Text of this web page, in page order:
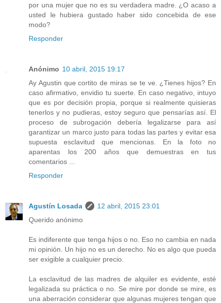
por una mujer que no es su verdadera madre. ¿O acaso a
usted le hubiera gustado haber sido concebida de ese
modo?
Responder
Anónimo 10 abril, 2015 19:17
Ay Agustin que cortito de miras se te ve. ¿Tienes hijos? En
caso afirmativo, envidio tu suerte. En caso negativo, intuyo
que es por decisión propia, porque si realmente quisieras
tenerlos y no pudieras, estoy seguro que pensarías así. El
proceso de subrogación debería legalizarse para así
garantizar un marco justo para todas las partes y evitar esa
supuesta esclavitud que mencionas. En la foto no
aparentas los 200 años que demuestras en tus
comentarios ...
Responder
Agustín Losada
12 abril, 2015 23:01
Querido anónimo
Es indiferente que tenga hijos o no. Eso no cambia en nada
mi opinión. Un hijo no es un derecho. No es algo que pueda
ser exigible a cualquier precio.
La esclavitud de las madres de alquiler es evidente, esté
legalizada su práctica o no. Se mire por donde se mire, es
una aberración considerar que algunas mujeres tengan que